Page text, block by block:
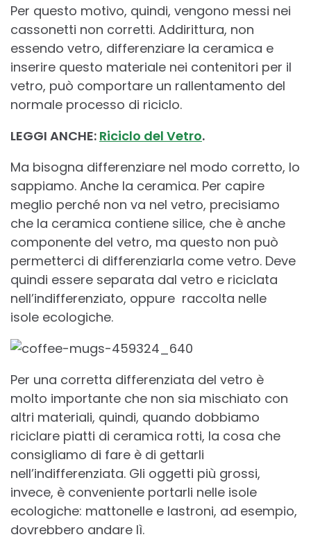
Per questo motivo, quindi, vengono messi nei
cassonetti non corretti. Addirittura, non
essendo vetro, differenziare la ceramica e
inserire questo materiale nei contenitori per il
vetro, può comportare un rallentamento del
normale processo di riciclo.
LEGGI ANCHE: Riciclo del Vetro.
Ma bisogna differenziare nel modo corretto, lo
sappiamo. Anche la ceramica. Per capire
meglio perché non va nel vetro, precisiamo
che la ceramica contiene silice, che è anche
componente del vetro, ma questo non può
permetterci di differenziarla come vetro. Deve
quindi essere separata dal vetro e riciclata
nell’indifferenziato, oppure raccolta nelle
isole ecologiche.
Per una corretta differenziata del vetro è
molto importante che non sia mischiato con
altri materiali, quindi, quando dobbiamo
riciclare piatti di ceramica rotti, la cosa che
consigliamo di fare è di gettarli
nell’indifferenziata. Gli oggetti più grossi,
invece, è conveniente portarli nelle isole
ecologiche: mattonelle e lastroni, ad esempio,
dovrebbero andare lì.